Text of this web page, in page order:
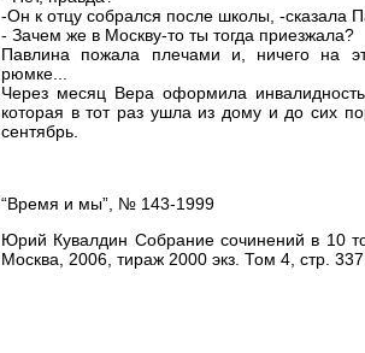
-Он к отцу собрался после школы, -сказала
- Зачем же в Москву-то ты тогда приезжала?
Павлина пожала плечами и, ничего на
рюмке...
Через месяц Вера оформила
которая в тот раз ушла из дому и до сих
сентябрь.
“Время и мы”, № 143-1999
Юрий Кувалдин Собрание сочинений в 10
Москва, 2006, тираж 2000 экз. Том 4, стр. 337.